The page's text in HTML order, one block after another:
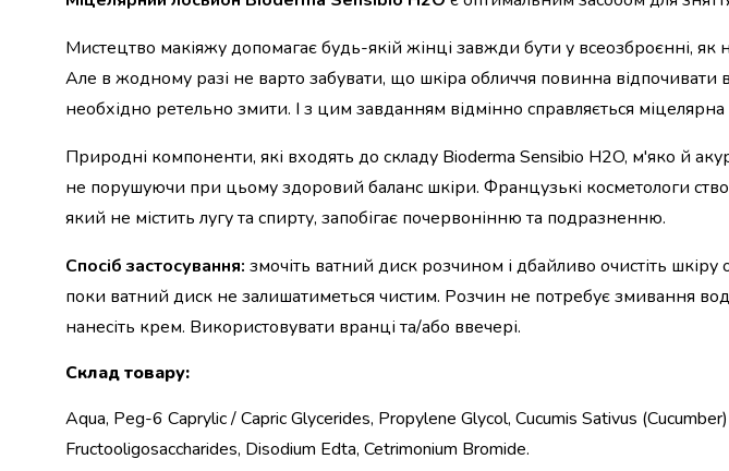
алкоголю
Продукти
напої
Олія
Макаронні
вироби
сніданки
Їжа
швидкого
приготування
та
Цукор
Все
Мистецтво макіяжу допомагає будь-якій жінці завжди бути у всеозброєнні, як на
Але в жодному разі не варто забувати, що шкіра обличчя повинна відпочивати
необхідно ретельно змити. І з цим завданням відмінно справляється
Природні компоненти, які входять до складу Bioderma Sensibio H2O, м'яко й
не порушуючи при цьому здоровий баланс шкіри. Французькі косметологи
який не містить лугу та спирту, запобігає почервонінню та подразненню.
Спосіб застосування: змочіть ватний диск розчином і дбайливо очистіть шкіру
поки ватний диск не залишатиметься чистим. Розчин не потребує змивання
нанесіть крем. Використовувати вранці та/або ввечері.
Склад товару:
Aqua, Peg-6 Caprylic / Capric Glycerides, Propylene Glycol, Cucumis Sativus
Fructooligosaccharides, Disodium Edta, Cetrimonium Bromide.